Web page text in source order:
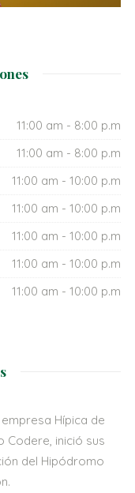
11:00 am - 8:00 p.m
11:00 am - 8:00 p.m
11:00 am - 10:00 p.m
11:00 am - 10:00 p.m
11:00 am - 10:00 p.m
11:00 am - 10:00 p.m
11:00 am - 10:00 p.m
Hípica de
Codere, inició sus
del Hipódromo